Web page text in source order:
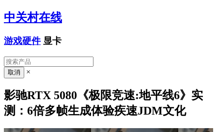
中关村在线
游戏硬件 显卡
×
影驰RTX 5080《极限竞速:地平线6》实
测：6倍多帧生成体验疾速JDM文化